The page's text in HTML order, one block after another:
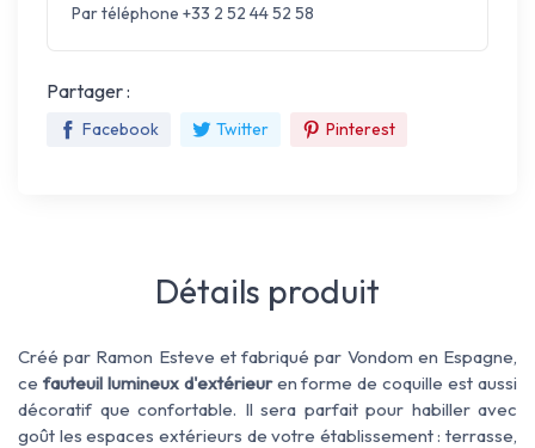
Par téléphone +33 2 52 44 52 58
Partager :
Facebook Twitter Pinterest
Détails produit
Créé par Ramon Esteve et fabriqué par Vondom en Espagne,
ce fauteuil lumineux d'extérieuren forme de coquille est aussi
décoratif que confortable. Il sera parfait pour habiller avec
goût les espaces extérieurs de votre établissement : terrasse,